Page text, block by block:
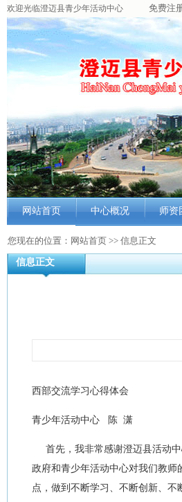
欢迎光临澄迈县青少年活动中心 免费注
网站首页 中心概况
中心简介
师资
您现在的位置：网站首页 >> 信息正文
信息正文
西部交流学习心得体会
青少年活动中心 陈 潇
首先，我非常感谢澄迈县活动
政府和青少年活动中心对我们教
点，做到不断学习、不断创新、不